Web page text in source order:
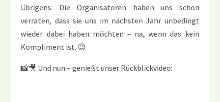
Übrigens: Die Organisatoren haben uns schon
verraten, dass sie uns im nächsten Jahr unbedingt
wieder dabei haben möchten – na, wenn das kein
Kompliment ist. 😉
📸🎥 Und nun – genießt unser Rückblickvideo: